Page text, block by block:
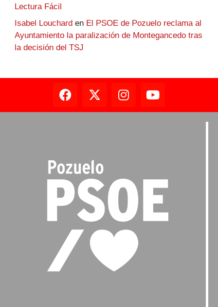
Lectura Fácil
Isabel Louchard en El PSOE de Pozuelo reclama al
Ayuntamiento la paralización de Montegancedo tras
la decisión del TSJ